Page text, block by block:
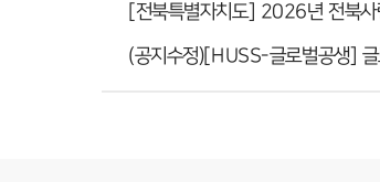
[전북특별자치도] 2026년 전북
(공지수정)[HUSS-글로벌공생]